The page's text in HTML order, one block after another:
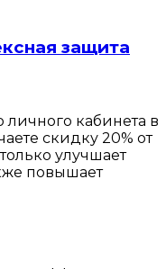
защита
кабинета в
скидку 20% от
улучшает
повышает